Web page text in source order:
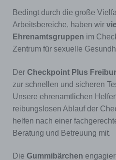
Bedingt durch die große
Arbeitsbereiche, haben wir
Ehrenamtsgruppen im
Zentrum für sexuelle
Der Checkpoint Plus
zur schnellen und sicheren
Unsere ehrenamtlichen
reibungslosen Ablauf der
helfen nach einer
Beratung und Betreuung mit.
Die Gummibärchen